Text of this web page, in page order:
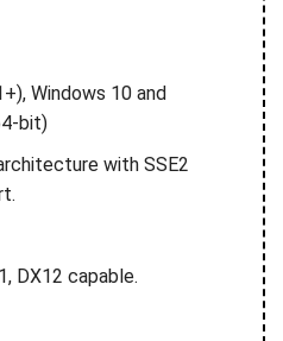
Windows 10 and
bit)
with SSE2
DX12 capable.